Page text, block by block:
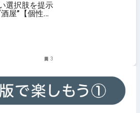
選択肢を提示
屋”【個性派
3